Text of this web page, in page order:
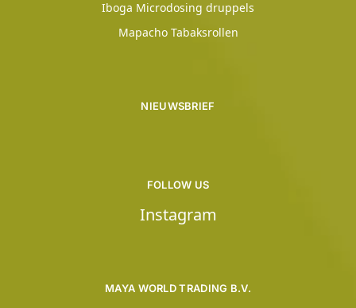
Iboga Microdosing druppels
Mapacho Tabaksrollen
MAYA WORLD TRADING B.V.
NIEUWSBRIEF
FOLLOW US
Instagram